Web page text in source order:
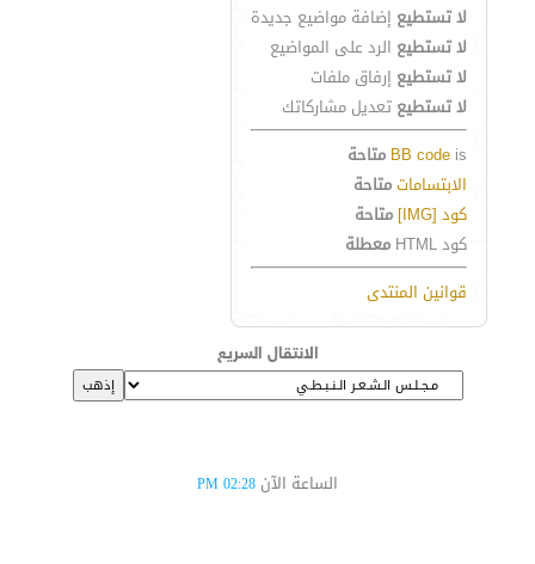
لا تستطيع إضافة مواضيع جديدة
لا تستطيع الرد على المواضيع
لا تستطيع إرفاق ملفات
لا تستطيع تعديل مشاركاتك
BB code is
متاحة
الابتساماتمتاحة
كود [IMG]
متاحة
كود HTML
معطلة
قوانين المنتدى
الانتقال السريع
الساعة الآن 02:28 PM